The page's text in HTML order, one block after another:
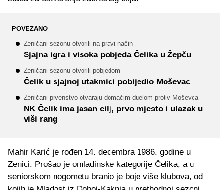
POVEZANO
Zeničani sezonu otvorili na pravi način
Sjajna igra i visoka pobjeda Čelika u Žepču
Zeničani sezonu otvorili pobjedom
Čelik u sjajnoj utakmici pobijedio Moševac
Zeničani prvenstvo otvaraju domaćim duelom protiv Moševca
NK Čelik ima jasan cilj, prvo mjesto i ulazak u
viši rang
Mahir Karić je rođen 14. decembra 1986. godine u
Zenici. Prošao je omladinske kategorije Čelika, a u
seniorskom nogometu branio je boje više klubova, od